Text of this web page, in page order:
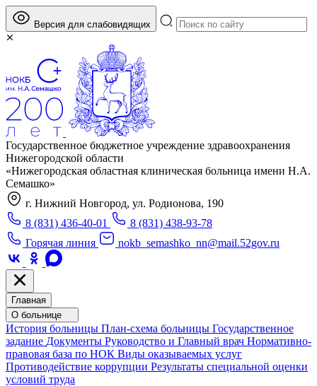
Версия для слабовидящих
Государственное бюджетное учреждение здравоохранения
Нижегородской области
«Нижегородская областная клиническая больница имени Н.А.
Семашко»
г. Нижний Новгород, ул. Родионова, 190
8 (831) 436-40-01
8 (831) 438-93-78
Горячая линия
nokb_semashko_nn@mail.52gov.ru
Главная
О больнице
История больницы План-схема больницы Государственное
задание Документы Руководство и Главный врач Нормативно-
правовая база по НОК Виды оказываемых услуг
Противодействие коррупции Результаты специальной оценки
условий труда